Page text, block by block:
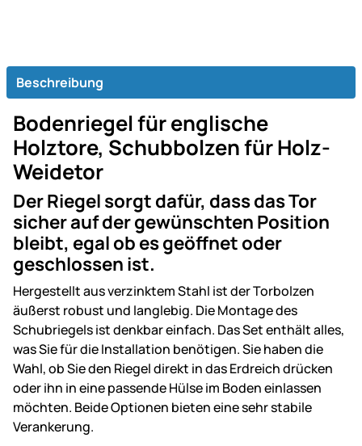
Beschreibung
Bodenriegel für englische
Holztore, Schubbolzen für Holz-
Weidetor
Der Riegel sorgt dafür, dass das Tor
sicher auf der gewünschten Position
bleibt, egal ob es geöffnet oder
geschlossen ist.
Hergestellt aus verzinktem Stahl ist der Torbolzen
äußerst robust und langlebig. Die Montage des
Schubriegels ist denkbar einfach. Das Set enthält alles,
was Sie für die Installation benötigen. Sie haben die
Wahl, ob Sie den Riegel direkt in das Erdreich drücken
oder ihn in eine passende Hülse im Boden einlassen
möchten. Beide Optionen bieten eine sehr stabile
Verankerung.